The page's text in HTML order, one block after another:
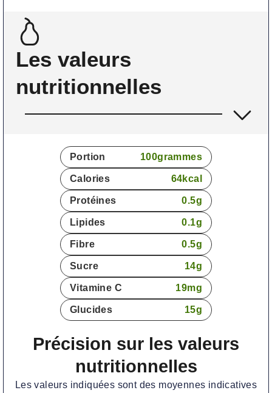
Les valeurs
nutritionnelles
Portion 100grammes
Calories 64kcal
Protéines 0.5g
Lipides 0.1g
Fibre 0.5g
Sucre 14g
Vitamine C 19mg
Glucides 15g
Précision sur les valeurs
nutritionnelles
Les valeurs indiquées sont des moyennes indicatives